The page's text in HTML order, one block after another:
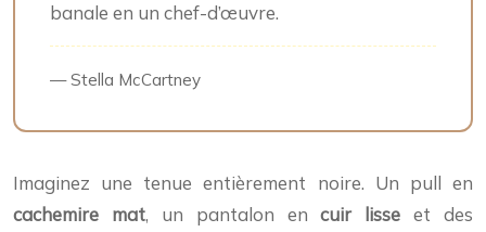
banale en un chef-d’œuvre.
— Stella McCartney
Imaginez une tenue entièrement noire. Un pull en
cachemire mat, un pantalon encuir lisse et des